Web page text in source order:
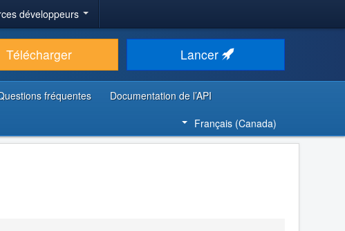
développeurs
Télécharger Lancer
fréquentes
Documentation de l’API
Français (Canada)